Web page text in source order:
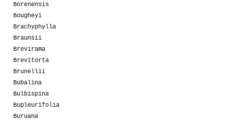
Borenensis
Bougheyi
Brachyphylla
Braunsii
Brevirama
Brevitorta
Brunellii
Bubalina
Bulbispina
Bupleurifolia
Buruana